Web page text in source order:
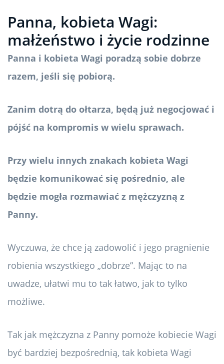
Panna, kobieta Wagi:
małżeństwo i życie rodzinne
Panna i kobieta Wagi poradzą sobie dobrze
razem, jeśli się pobiorą.
Zanim dotrą do ołtarza, będą już negocjować i
pójść na kompromis w wielu sprawach.
Przy wielu innych znakach kobieta Wagi
będzie komunikować się pośrednio, ale
będzie mogła rozmawiać z mężczyzną z
Panny.
Wyczuwa, że ​​chce ją zadowolić i jego pragnienie
robienia wszystkiego „dobrze”. Mając to na
uwadze, ułatwi mu to tak łatwo, jak to tylko
możliwe.
Tak jak mężczyzna z Panny pomoże kobiecie Wagi
być bardziej bezpośrednią, tak kobieta Wagi